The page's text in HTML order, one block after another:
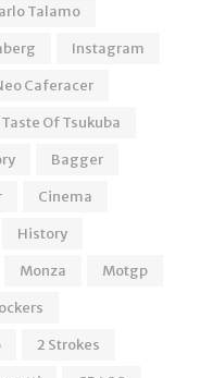
Talamo
Instagram
Caferacer
Taste Of Tsukuba
Bagger
Cinema
History
Monza
Motgp
2 Strokes